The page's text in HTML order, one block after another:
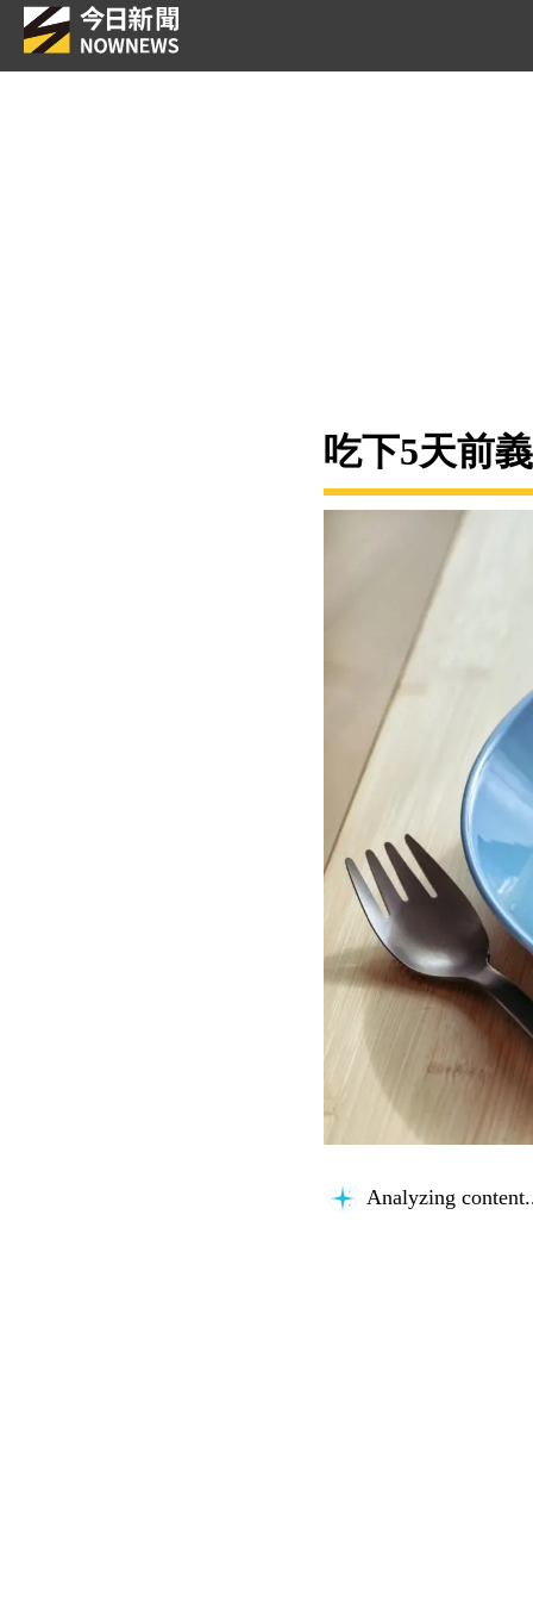
吃下5天前
Analyzing